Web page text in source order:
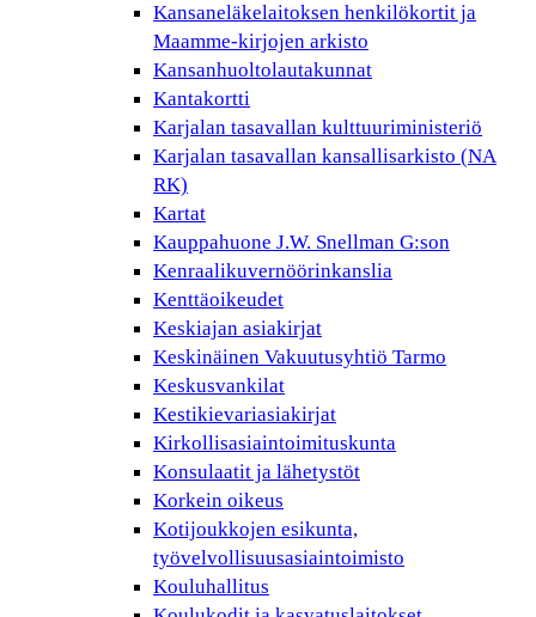
Kansaneläkelaitoksen henkilökortit ja
Maamme-kirjojen arkisto
Kansanhuoltolautakunnat
Kantakortti
Karjalan tasavallan kulttuuriministeriö
Karjalan tasavallan kansallisarkisto (NA
RK)
Kartat
Kauppahuone J.W. Snellman G:son
Kenraalikuvernöörinkanslia
Kenttäoikeudet
Keskiajan asiakirjat
Keskinäinen Vakuutusyhtiö Tarmo
Keskusvankilat
Kestikievariasiakirjat
Kirkollisasiaintoimituskunta
Konsulaatit ja lähetystöt
Korkein oikeus
Kotijoukkojen esikunta,
työvelvollisuusasiaintoimisto
Kouluhallitus